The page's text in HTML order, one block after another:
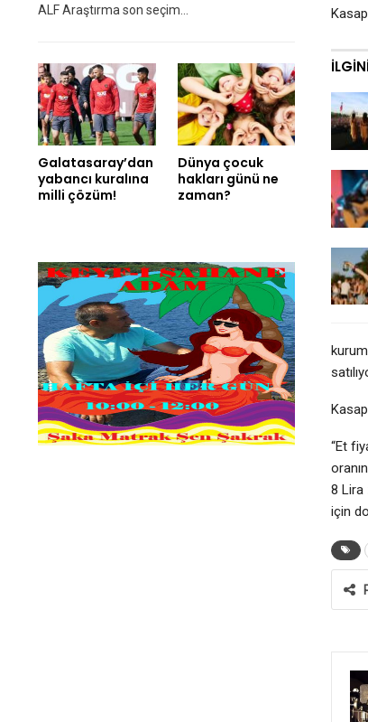
“Et
8 Lira
için
ALF Araştırma son seçim…
Galatasaray’dan
yabancı kuralına
milli çözüm!
Dünya çocuk
hakları günü ne
zaman?